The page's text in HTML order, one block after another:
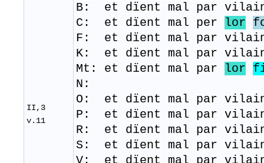
II,3
v.11
B: et dïent mal par
C: et dïent mal per lor
F: et dïent mal par vilain
K: et dïent mal par
Mt: et dïent mal par lor
N:
O: et dïent mal par
P: et dïent mal par
R: ​ et dïent mal par
S: et dïent mal par